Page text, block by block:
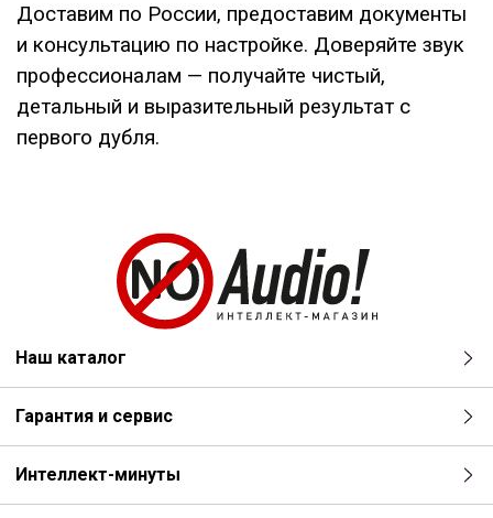
Доставим по России, предоставим документы
и консультацию по настройке. Доверяйте звук
профессионалам — получайте чистый,
детальный и выразительный результат с
первого дубля.
Наш каталог
Гарантия и сервис
Интеллект-минуты